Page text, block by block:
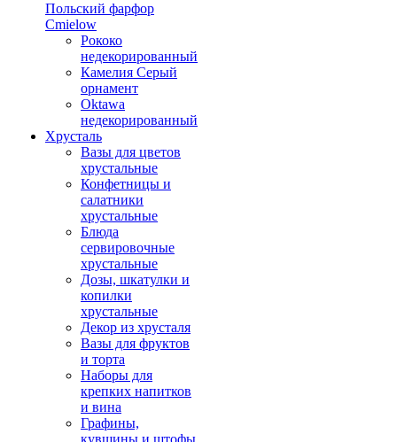
Польский фарфор
Сmielow
Рококо
недекорированный
Камелия Серый
орнамент
Oktawa
недекорированный
Хрусталь
Вазы для цветов
хрустальные
Конфетницы и
салатники
хрустальные
Блюда
сервировочные
хрустальные
Дозы, шкатулки и
копилки
хрустальные
Декор из хрусталя
Вазы для фруктов
и торта
Наборы для
крепких напитков
и вина
Графины,
кувшины и штофы